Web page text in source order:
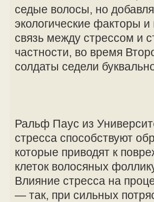
седые волосы, но
экологические факторы
связь между стрессом и
частности, во время
солдаты седели
Ральф Паус из
стресса способствуют
которые приводят к
клеток волосяных
Влияние стресса на
— так, при сильных